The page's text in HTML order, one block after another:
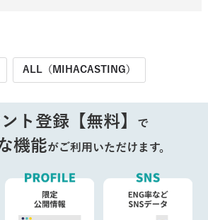
ALL（MIHACASTING）
ト登録【無料】 で
機能がご利用いただけます。